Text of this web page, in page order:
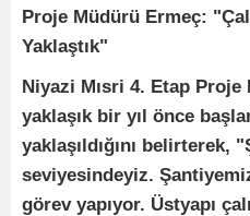
Proje Müdürü Ermeç:
Yaklaştık"
Niyazi Mısri 4. Etap
yaklaşık bir yıl önce
yaklaşıldığını belirterek,
seviyesindeyiz.
görev yapıyor. Üstyapı